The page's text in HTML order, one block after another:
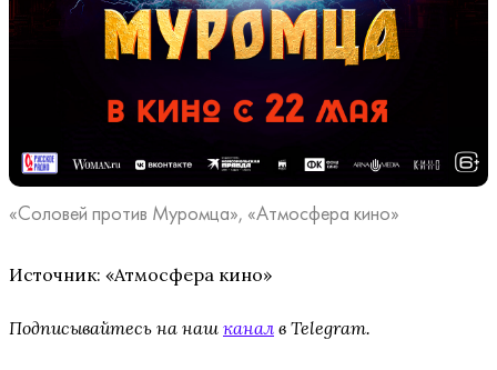
«Соловей против Муромца», «Атмосфера кино»
Источник: «Атмосфера кино»
Подписывайтесь на наш канал в Telegram.